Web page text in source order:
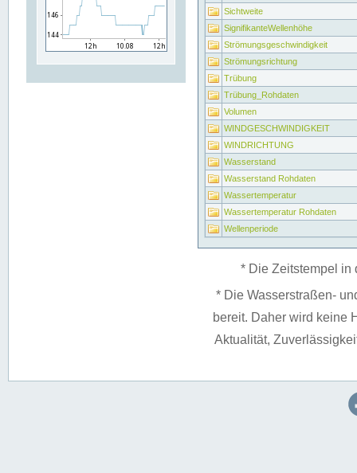
Sichtweite
SignifikanteWellenhöhe
Strömungsgeschwindigkeit
Strömungsrichtung
Trübung
Trübung_Rohdaten
Volumen
WINDGESCHWINDIGKEIT
WINDRICHTUNG
Wasserstand
Wasserstand Rohdaten
Wassertemperatur
Wassertemperatur Rohdaten
Wellenperiode
* Die Zeitstempel in
* Die Wasserstraßen-
bereit. Daher wird keine
Aktualität,